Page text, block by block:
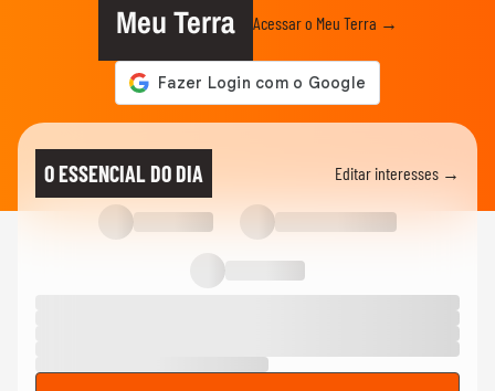
Meu Terra Acessar o Meu Terra →
O ESSENCIAL DO DIA Editar interesses →